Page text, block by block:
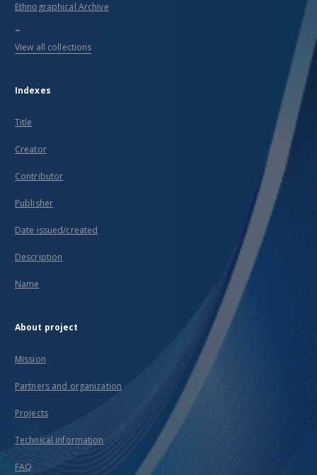
Ethnographical Archive
...
View all collections
Indexes
Title
Creator
Contributor
Publisher
Date issued/created
Description
Name
About project
Mission
Partners and organization
Projects
Technical information
FAQ